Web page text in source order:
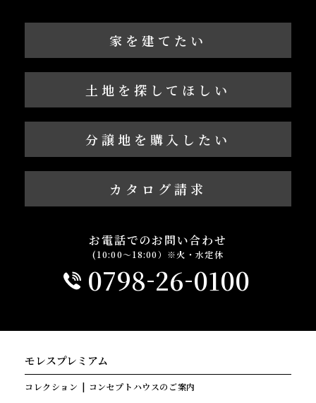
家を建てたい
土地を探してほしい
分譲地を購入したい
カタログ請求
お電話でのお問い合わせ
(10:00～18:00）※火・水定休
0798-26-0100
モレスプレミアム
コレクション コンセプトハウスのご案内